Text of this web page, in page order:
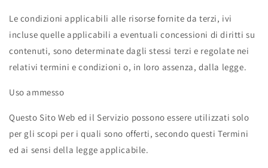
Le condizioni applicabili alle risorse fornite da terzi, ivi
incluse quelle applicabili a eventuali concessioni di diritti su
contenuti, sono determinate dagli stessi terzi e regolate nei
relativi termini e condizioni o, in loro assenza, dalla legge.
Uso ammesso
Questo Sito Web ed il Servizio possono essere utilizzati solo
per gli scopi per i quali sono offerti, secondo questi Termini
ed ai sensi della legge applicabile.